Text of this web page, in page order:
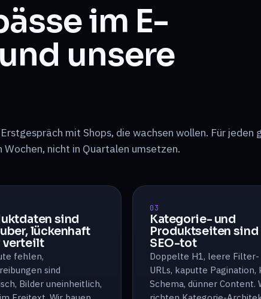
im E-
unsere
mit Shops, die wachsen wollen. Für jeden
nicht in Quartalen umsetzen.
sind
lückenhaft
verteilt
fehlen,
sind
Bilder uneinheitlich,
03
Kategorie- und
Produktseiten sind
SEO-tot
Doppelte H1, leere Filter-
URLs, kaputte Pagination,
Schema, dünner Content.